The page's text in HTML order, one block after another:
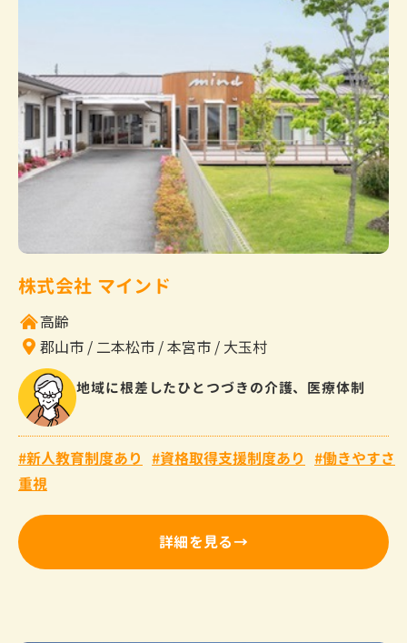
株式会社 マインド
高齢
郡山市
二本松市 本宮市 大玉村
地域に根差したひとつづきの介護、医療体制
新人教育制度あり 資格取得支援制度あり
働きやすさ
重視
詳細を見る